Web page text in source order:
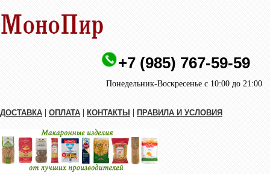
+7 (985) 767-59-59
Понедельник-Воскресенье с 10:00 до 21:00
ДОСТАВКА | ОПЛАТА | КОНТАКТЫ | ПРАВИЛА И УСЛОВИЯ